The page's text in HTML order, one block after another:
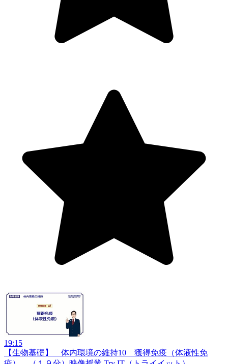
19:15
【生物基礎】 体内環境の維持10 獲得免疫（体液性免